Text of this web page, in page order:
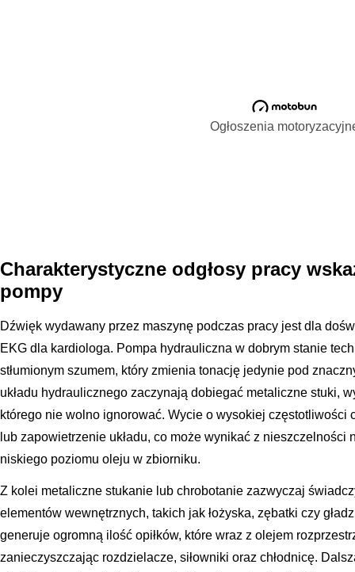
Ogłoszenia
Charakterystyczne odgłosy pracy
pompy
Dźwięk wydawany przez maszynę podczas pracy jest dla
EKG dla kardiologa. Pompa hydrauliczna w dobrym stanie
stłumionym szumem, który zmienia tonację jedynie pod
układu hydraulicznego zaczynają dobiegać metaliczne stuki,
którego nie wolno ignorować. Wycie o wysokiej
lub zapowietrzenie układu, co może wynikać z nieszczelności
niskiego poziomu oleju w zbiorniku.
Z kolei metaliczne stukanie lub chrobotanie zazwyczaj
elementów wewnętrznych, takich jak łożyska, zębatki czy
generuje ogromną ilość opiłków, które wraz z olejem
zanieczyszczając rozdzielacze, siłowniki oraz chłodnicę.